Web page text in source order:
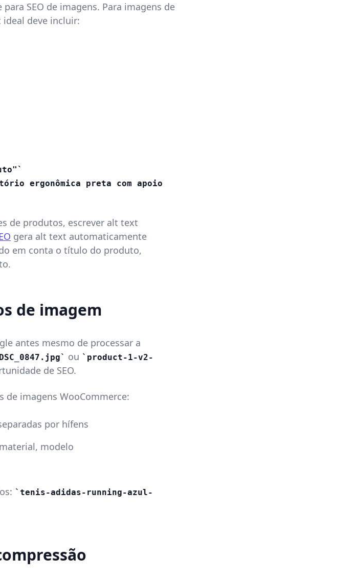
SEO de imagens. Para imagens de
deve incluir:
ergonômica preta com apoio
de produtos, escrever alt text
gera alt text automaticamente
em conta o título do produto,
de imagem
antes mesmo de processar a
DSC_0847.jpg ou
product-1-v2-
de SEO.
de imagens WooCommerce:
por hífens
modelo
tenis-adidas-running-azul-